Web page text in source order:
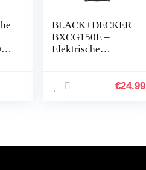
BLACK+DECKER
BXCG150E –
Elektrische
50g |
Snoeropslag | Zwart
€24.99